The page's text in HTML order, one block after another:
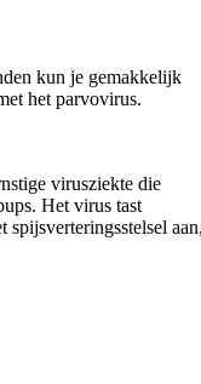
kun je gemakkelijk
het parvovirus.
virusziekte die
Het virus tast
spijsverteringsstelsel